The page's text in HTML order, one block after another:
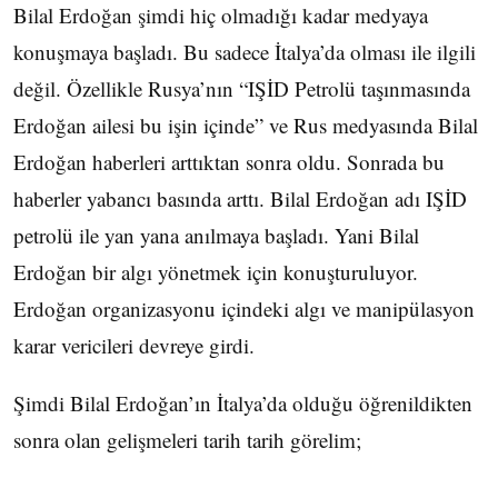
Bilal Erdoğan şimdi hiç olmadığı kadar medyaya
konuşmaya başladı. Bu sadece İtalya’da olması ile ilgili
değil. Özellikle Rusya’nın “IŞİD Petrolü taşınmasında
Erdoğan ailesi bu işin içinde” ve Rus medyasında Bilal
Erdoğan haberleri arttıktan sonra oldu. Sonrada bu
haberler yabancı basında arttı. Bilal Erdoğan adı IŞİD
petrolü ile yan yana anılmaya başladı. Yani Bilal
Erdoğan bir algı yönetmek için konuşturuluyor.
Erdoğan organizasyonu içindeki algı ve manipülasyon
karar vericileri devreye girdi.
Şimdi Bilal Erdoğan’ın İtalya’da olduğu öğrenildikten
sonra olan gelişmeleri tarih tarih görelim;